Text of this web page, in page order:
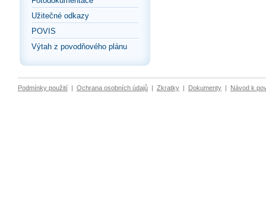
Užitečné odkazy
POVIS
Výtah z povodňového plánu
Podmínky použití | Ochrana osobních údajů | Zkratky | Dokumenty | Návod k